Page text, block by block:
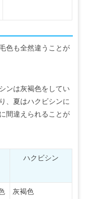
色も全然違うことが
ンは灰褐色をしてい
、夏はハクビシンに
間違えられることが
ハクビシン
灰褐色